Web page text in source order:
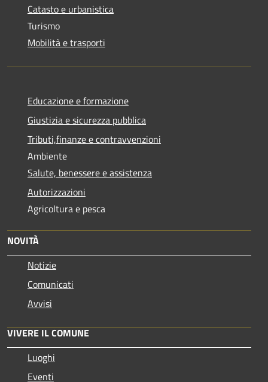
Catasto e urbanistica
Turismo
Mobilità e trasporti
Educazione e formazione
Giustizia e sicurezza pubblica
Tributi,finanze e contravvenzioni
Ambiente
Salute, benessere e assistenza
Autorizzazioni
Agricoltura e pesca
NOVITÀ
Notizie
Comunicati
Avvisi
VIVERE IL COMUNE
Luoghi
Eventi